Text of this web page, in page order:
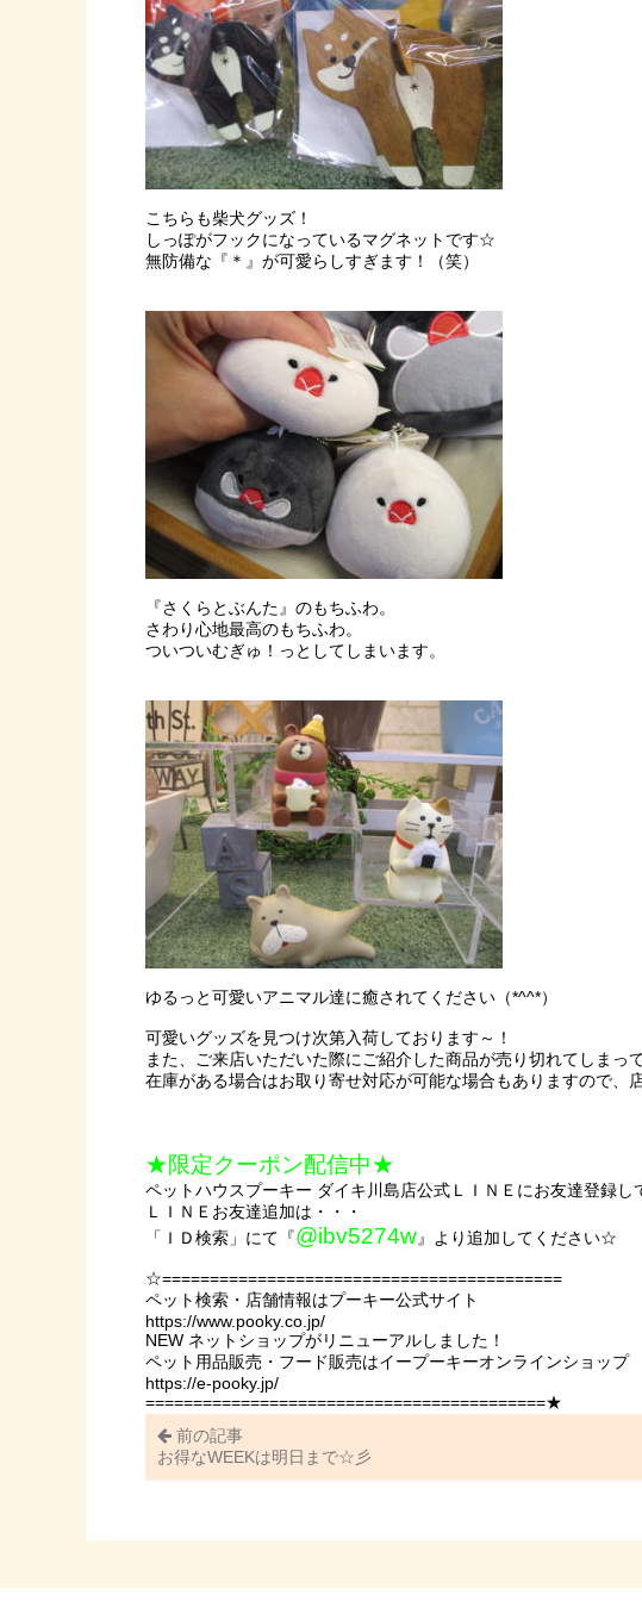
こちらも柴犬グッズ！
しっぽがフックになっているマグネットです☆
無防備な『＊』が可愛らしすぎます！（笑）
『さくらとぶんた』のもちふわ。
さわり心地最高のもちふわ。
ついついむぎゅ！っとしてしまいます。
ゆるっと可愛いアニマル達に癒されてください（*^^*）
可愛いグッズを見つけ次第入荷しております～！
また、ご来店いただいた際にご紹介した商品が売り切れてしまっ
在庫がある場合はお取り寄せ対応が可能な場合もありますので、
★限定クーポン配信中★
ペットハウスプーキー ダイキ川島店公式ＬＩＮＥにお友達登録し
ＬＩＮＥお友達追加は・・・
「ＩＤ検索」にて『@ibv5274w』より追加してください☆
☆==========================================
ペット検索・店舗情報はプーキー公式サイト
https://www.pooky.co.jp/
NEW ネットショップがリニューアルしました！
ペット用品販売・フード販売はイープーキーオンラインショップ
https://e-pooky.jp/
==========================================★
前の記事
お得なWEEKは明日まで☆彡